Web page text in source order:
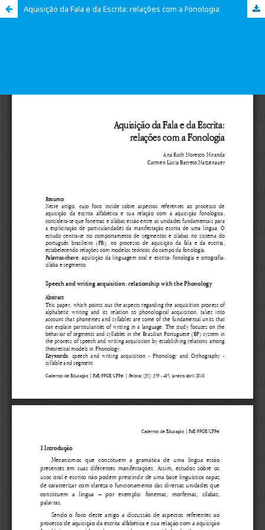
Aquisição da Fala e da Escrita: relações com a Fonologia